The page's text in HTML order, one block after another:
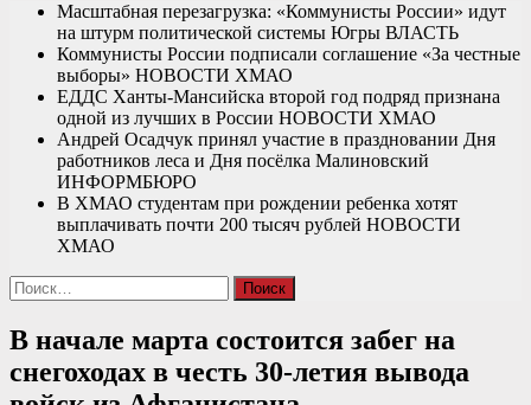
Масштабная перезагрузка: «Коммунисты России» идут
на штурм политической системы Югры ВЛАСТЬ
Коммунисты России подписали соглашение «За честные
выборы» НОВОСТИ ХМАО
ЕДДС Ханты-Мансийска второй год подряд признана
одной из лучших в России НОВОСТИ ХМАО
Андрей Осадчук принял участие в праздновании Дня
работников леса и Дня посёлка Малиновский
ИНФОРМБЮРО
В ХМАО студентам при рождении ребенка хотят
выплачивать почти 200 тысяч рублей НОВОСТИ
ХМАО
Найти:
В начале марта состоится забег на
снегоходах в честь 30-летия вывода